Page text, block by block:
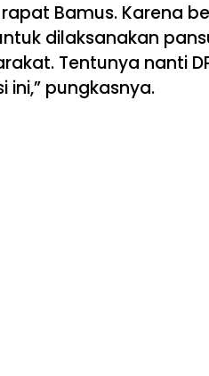
Bamus. Karena
dilaksanakan
Tentunya nanti
ini,” pungkasnya.